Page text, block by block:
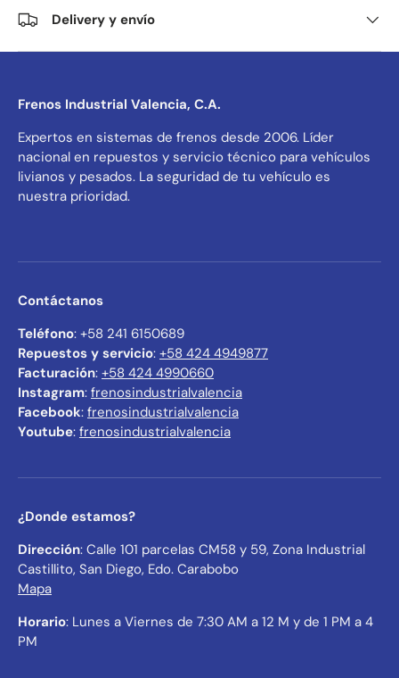
Delivery y envío
Frenos Industrial Valencia, C.A.
Expertos en sistemas de frenos desde 2006. Líder
nacional en repuestos y servicio técnico para vehículos
livianos y pesados. La seguridad de tu vehículo es
nuestra prioridad.
Contáctanos
Teléfono: +58 241 6150689
Repuestos y servicio: +58 424 4949877
Facturación: +58 424 4990660
Instagram: frenosindustrialvalencia
Facebook: frenosindustrialvalencia
Youtube: frenosindustrialvalencia
¿Donde estamos?
Dirección: Calle 101 parcelas CM58 y 59, Zona Industrial
Castillito, San Diego, Edo. Carabobo
Mapa
Horario: Lunes a Viernes de 7:30 AM a 12 M y de 1 PM a 4
PM